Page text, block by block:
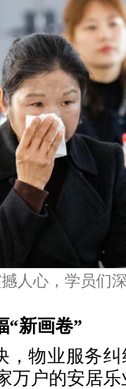
人心，学员们
“新画卷”
，物业服务
万户的安居乐